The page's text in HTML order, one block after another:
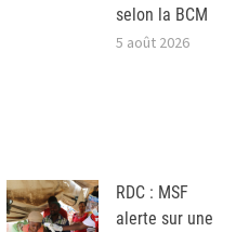
selon la BCM
5 août 2026
RDC : MSF
alerte sur une